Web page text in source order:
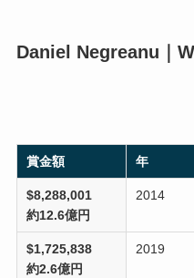
Daniel Negreanu｜
賞金額 年
$8,288,001
約12.6億円
2014
$1,725,838
約2.6億円
2019